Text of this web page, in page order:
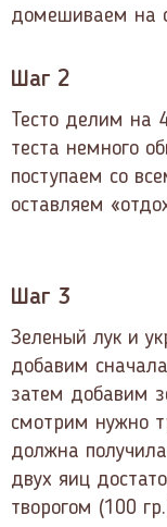
домешиваем на
Шаг 2
Тесто делим на
теста немного
поступаем со
оставляем
Шаг 3
Зеленый лук и
добавим
затем добавим
смотрим нужно
должна
двух яиц
творогом (100